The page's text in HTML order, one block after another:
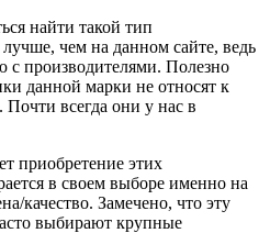
найти такой тип
чем на данном сайте, ведь
с производителями. Полезно
данной марки не относят к
всегда они у нас в
приобретение этих
в своем выборе именно на
качество. Замечено, что эту
выбирают крупные